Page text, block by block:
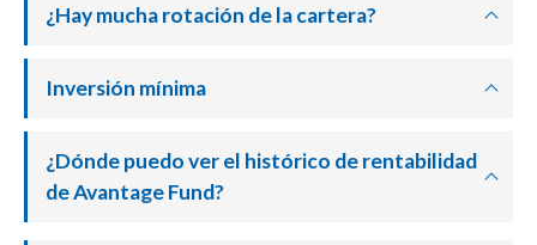
¿Hay mucha rotación de la cartera?
Inversión mínima
¿Dónde puedo ver el histórico de rentabilidad
de Avantage Fund?